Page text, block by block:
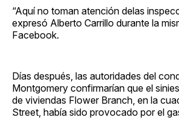
“Aquí no toman atención delas
expresó Alberto Carrillo durante la
Facebook.
Días después, las autoridades del
Montgomery confirmarían que el
de viviendas Flower Branch, en la
Street, había sido provocado por el